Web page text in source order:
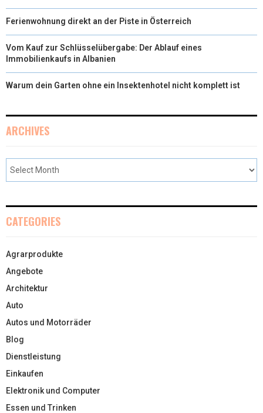
Ferienwohnung direkt an der Piste in Österreich
Vom Kauf zur Schlüsselübergabe: Der Ablauf eines
Immobilienkaufs in Albanien
Warum dein Garten ohne ein Insektenhotel nicht komplett ist
ARCHIVES
CATEGORIES
Agrarprodukte
Angebote
Architektur
Auto
Autos und Motorräder
Blog
Dienstleistung
Einkaufen
Elektronik und Computer
Essen und Trinken